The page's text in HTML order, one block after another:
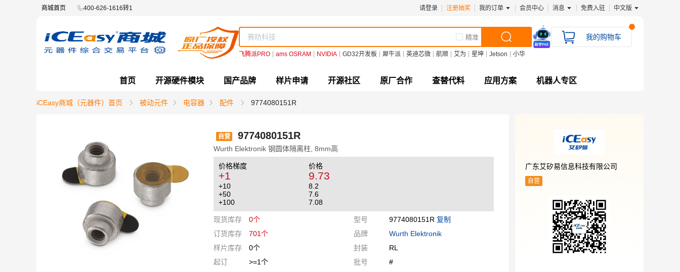
商城首页 400-626-1616转1 请登录 注册抽奖 我的订单 会员中心 消息 免费入驻 中文版
精准
飞腾派PRO ams OSRAM NVIDIA GD32开发板 犀牛派 英迪芯微 航顺 艾为 星坤 Jetson 小华
我的购物车
首页 开源硬件模块 国产品牌 样片申请 开源社区 原厂合作 查替代料 应用方案 机器人专区
iCEasy商城（元器件）首页 被动元件 电容器 配件 9774080151R
自营 9774080151R
Wurth Elektronik 钢圆体隔离柱, 8mm高
价格梯度 价格
+1 9.73
+10
8.2
+50
7.6
+100
7.08
现货库存
0个
订货库存
701个
样片库存
0个
起订
>=1个
型号 9774080151R 复制
品牌
Wurth Elektronik
封装
RL
批号
#
广东艾矽易信息科技有限公司
自营